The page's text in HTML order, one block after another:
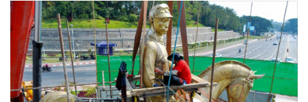
•
CbizReview
• Cyber BIZ
ผู้จัดกวน
Good health & Well-being
• Green Innovation & SD